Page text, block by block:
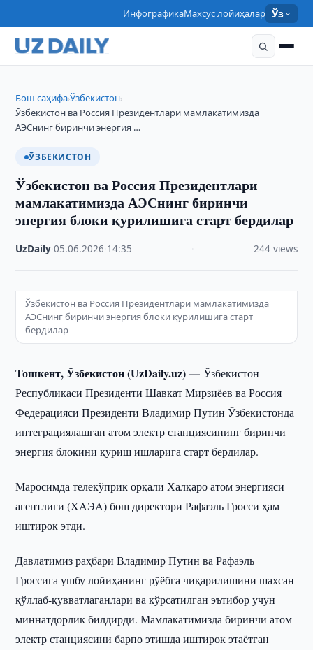
ИнфографикаМахсус лойиҳалар Ўз
Бош саҳифа›Ўзбекистон›
Ўзбекистон ва Россия Президентлари мамлакатимизда
АЭСнинг биринчи энергия …
ЎЗБЕКИСТОН
Ўзбекистон ва Россия Президентлари
мамлакатимизда АЭСнинг биринчи
энергия блоки қурилишига старт бердилар
UzDaily ·05.06.2026 14:35 244 views
Ўзбекистон ва Россия Президентлари мамлакатимизда
АЭСнинг биринчи энергия блоки қурилишига старт
бердилар
Тошкент, Ўзбекистон (UzDaily.uz) —Ўзбекистон
Республикаси Президенти Шавкат Мирзиёев ва Россия
Федерацияси Президенти Владимир Путин Ўзбекистонда
интеграциялашган атом электр станциясининг биринчи
энергия блокини қуриш ишларига старт бердилар.
Маросимда телекўприк орқали Халқаро атом энергияси
агентлиги (XAЭA) бош директори Рафаэль Гросси ҳам
иштирок этди.
Давлатимиз раҳбари Владимир Путин ва Рафаэль
Гроссига ушбу лойиҳанинг рўёбга чиқарилишини шахсан
қўллаб-қувватлаганлари ва кўрсатилган эътибор учун
миннатдорлик билдирди. Мамлакатимизда биринчи атом
электр станциясини барпо этишда иштирок этаётган